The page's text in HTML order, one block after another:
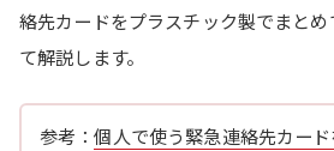
絡先カードをプラスチック製でまと
て解説します。
参考：個人で使う緊急連絡先カー